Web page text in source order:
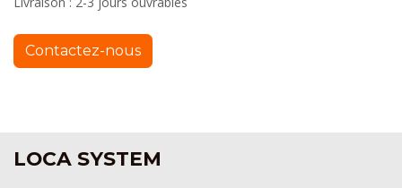
Contactez-nous
LOCA SYSTEM